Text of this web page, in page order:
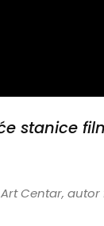
stanice
Centar,